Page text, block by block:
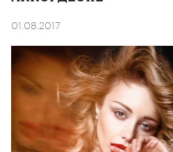
01.08.2017